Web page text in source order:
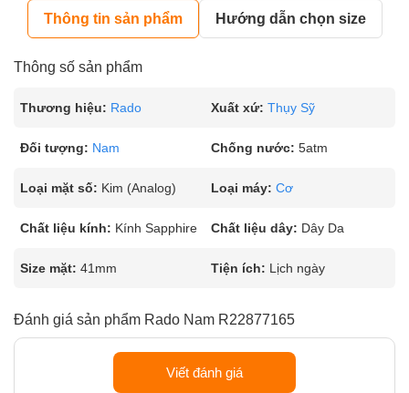
Thông tin sản phẩm Hướng dẫn chọn size
Thông số sản phẩm
Thương hiệu: Rado Xuất xứ: Thụy Sỹ
Đối tượng: Nam Chống nước: 5atm
Loại mặt số: Kim (Analog) Loại máy: Cơ
Chất liệu kính: Kính Sapphire Chất liệu dây: Dây Da
Size mặt: 41mm Tiện ích: Lịch ngày
Đánh giá sản phẩm Rado Nam R22877165
Viết đánh giá